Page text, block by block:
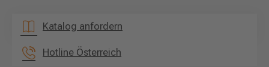
Katalog anfordern
Hotline Österreich